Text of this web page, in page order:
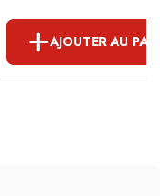
AJOUTER AU